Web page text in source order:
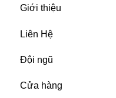
Giới thiệu
Liên Hệ
Đội ngũ
Cửa hàng